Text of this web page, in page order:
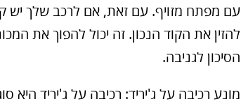
עם מפתח מזויף. עם זאת, אם לרכב שלך יש
להזין את הקוד הנכון. זה יכול להפוך את
הסיכון לגניבה.
מונע רכיבה על ג'יריד: רכיבה על ג'יריד היא